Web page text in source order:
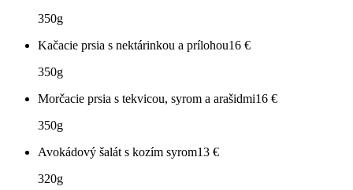
350g
Kačacie prsia s nektárinkou a prílohou16 €
350g
Morčacie prsia s tekvicou, syrom a arašidmi16 €
350g
Avokádový šalát s kozím syrom13 €
320g